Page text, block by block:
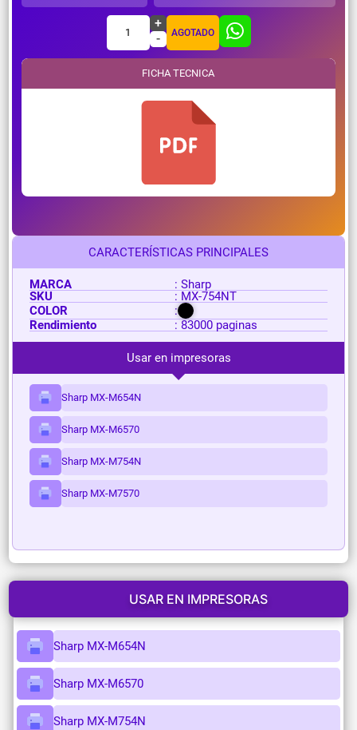
CARACTERÍSTICAS PRINCIPALES
MARCA
: Sharp
SKU
: MX-754NT
COLOR
:
Rendimiento
: 83000 paginas
Usar en impresoras
Sharp MX-M654N
Sharp MX-M6570
Sharp MX-M754N
Sharp MX-M7570
1
+
-
AGOTADO
FICHA TECNICA
USAR EN IMPRESORAS
Sharp MX-M654N
Sharp MX-M6570
Sharp MX-M754N